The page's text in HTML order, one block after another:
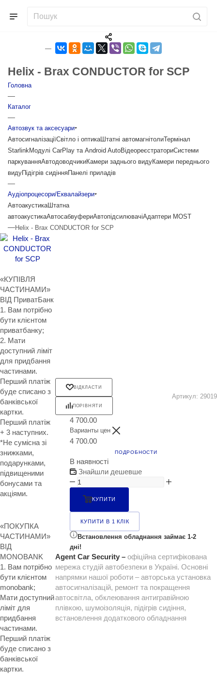
Helix - Brax CONDUCTOR for SCP
Головна
—
Каталог
—
Автозвук та аксесуари
АвтосигналізаціїСвітло і оптикаШтатні автомагнітолиТермінал
StarlinkМодулі CarPlay та Android AutoВідеореєстраториСистеми
паркуванняАвтодоводчикиКамери заднього видуКамери переднього
видуПідігрів сидінняПанелі приладів
—
Аудіопроцесори/Еквалайзери
АвтоакустикаШтатна
автоакустикаАвтосабвуфериАвтопідсилювачіАдаптери MOST
—Helix - Brax CONDUCTOR for SCP
«КУПІВЛЯ
ЧАСТИНАМИ»
ВІД ПриватБанк
1. Вам потрібно
бути клієнтом
приватбанку;
2. Мати
доступний ліміт
для придбання
частинами.
Перший платіж
буде списано з
банківської
картки.
Перший платіж
+ 3 наступних.
*Не сумісна зі
знижками,
подарунками,
підвищеними
бонусами та
акціями.
«ПОКУПКА
ЧАСТИНАМИ»
ВІД
MONOBANK
1. Вам потрібно
бути клієнтом
monobank;
Мати доступний
ліміт для
придбання
частинами.
Перший платіж
буде списано з
банківської
картки.
ВІДКЛАСТИ
ПОРІВНЯТИ
Артикул: 29019
4 700.00
Варианты цен
4 700.00
ПОДРОБНОСТИ
В наявності
Знайшли дешевше
КУПИТИ
КУПИТИ В 1 КЛІК
Встановлення обладнання займає 1-2
дні!
Agent Car Security – офіційна сертифікована
мережа студій автобезпеки в Україні. Основні
напрямки нашої роботи – авторська установка
автосигналізацій, ремонт та покращення
автосвітла, обклеювання антигравійною
плівкою, шумоізоляція, підігрів сидіння,
встановлення додаткового обладнання